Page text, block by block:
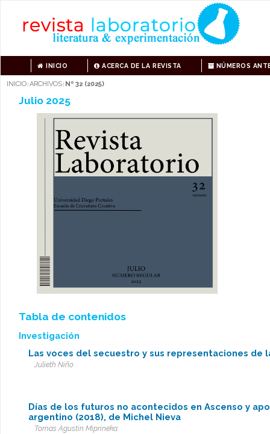
INICIO ACERCA DE LA REVISTA NÚMEROS
INICIO | ARCHIVOS | Nº 32 (2025)
Julio 2025
Tabla de contenidos
Investigación
Las voces del secuestro y sus representaciones de
Julieth Niño
Días de los futuros no acontecidos en Ascenso y
argentino (2018), de Michel Nieva
Tomas Agustin Miprineka